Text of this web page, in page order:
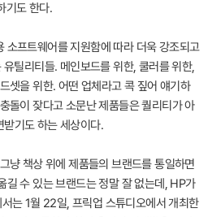
기도 한다.
소프트웨어를 지원함에 따라 더욱 강조되고
틸리티들. 메인보드를 위한, 쿨러를 위한,
셋을 위한. 어떤 업체라고 콕 짚어 얘기하
돌이 잦다고 소문난 제품들은 퀄리티가 아
기도 하는 세상이다.
냥 책상 위에 제품들의 브랜드를 통일하면
길 수 있는 브랜드는 정말 잘 없는데, HP가
는 1월 22일, 프릭업 스튜디오에서 개최한